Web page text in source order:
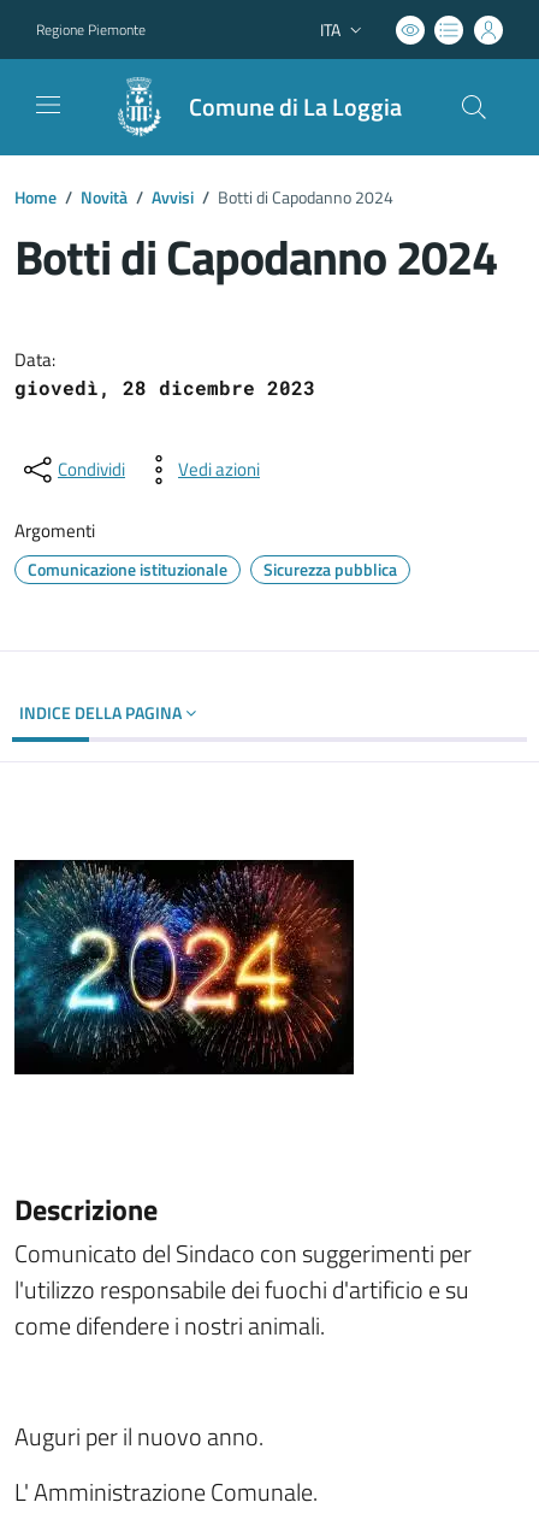
Regione Piemonte Lingua attiva:
ITA
Comune di La Loggia
Home / Novità / Avvisi / Botti di Capodanno 2024
Botti di Capodanno 2024
Data:
giovedì, 28 dicembre 2023
Condividi Vedi azioni
Argomenti
Comunicazione istituzionale Sicurezza pubblica
INDICE DELLA PAGINA
Descrizione
Comunicato del Sindaco con suggerimenti per
l'utilizzo responsabile dei fuochi d'artificio e su
come difendere i nostri animali.
Auguri per il nuovo anno.
L' Amministrazione Comunale.